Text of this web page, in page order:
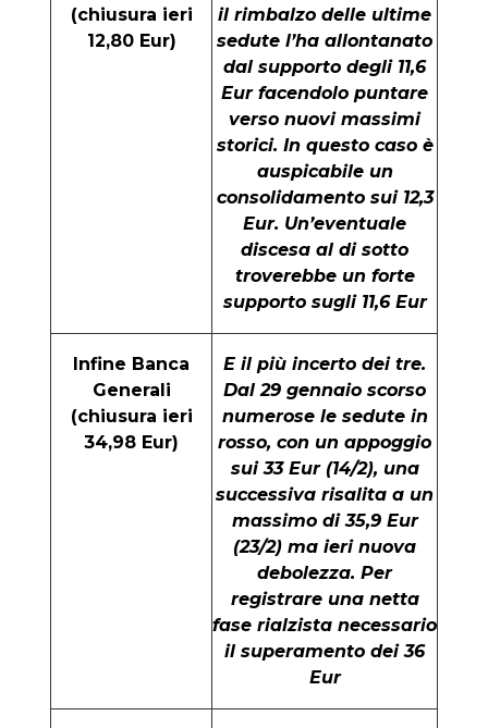
(chiusura ieri
12,80 Eur)
il rimbalzo delle ultime
sedute l’ha allontanato
dal supporto degli 11,6
Eur facendolo puntare
verso nuovi massimi
storici. In questo caso è
auspicabile un
consolidamento sui 12,3
Eur. Un’eventuale
discesa al di sotto
troverebbe un forte
supporto sugli 11,6 Eur
Infine Banca
Generali
(chiusura ieri
34,98 Eur)
E il più incerto dei tre.
Dal 29 gennaio scorso
numerose le sedute in
rosso, con un appoggio
sui 33 Eur (14/2), una
successiva risalita a un
massimo di 35,9 Eur
(23/2) ma ieri nuova
debolezza. Per
registrare una netta
fase rialzista necessario
il superamento dei 36
Eur